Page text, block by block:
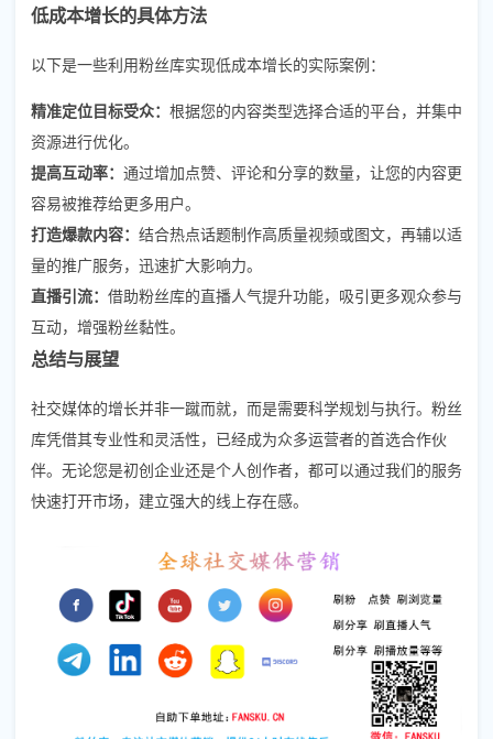
低成本增长的具体方法
以下是一些利用粉丝库实现低成本增长的实际案例：
精准定位目标受众： 根据您的内容类型选择合适的平台，并集中
资源进行优化。
提高互动率： 通过增加点赞、评论和分享的数量，让您的内容更
容易被推荐给更多用户。
打造爆款内容： 结合热点话题制作高质量视频或图文，再辅以适
量的推广服务，迅速扩大影响力。
直播引流： 借助粉丝库的直播人气提升功能，吸引更多观众参与
互动，增强粉丝黏性。
总结与展望
社交媒体的增长并非一蹴而就，而是需要科学规划与执行。粉丝
库凭借其专业性和灵活性，已经成为众多运营者的首选合作伙
伴。无论您是初创企业还是个人创作者，都可以通过我们的服务
快速打开市场，建立强大的线上存在感。